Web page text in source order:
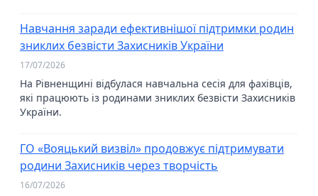
Навчання заради ефективнішої підтримки родин
зниклих безвісти Захисників України
17/07/2026
На Рівненщині відбулася навчальна сесія для фахівців,
які працюють із родинами зниклих безвісти Захисників
України.
ГО «Вояцький визвіл» продовжує підтримувати
родини Захисників через творчість
16/07/2026